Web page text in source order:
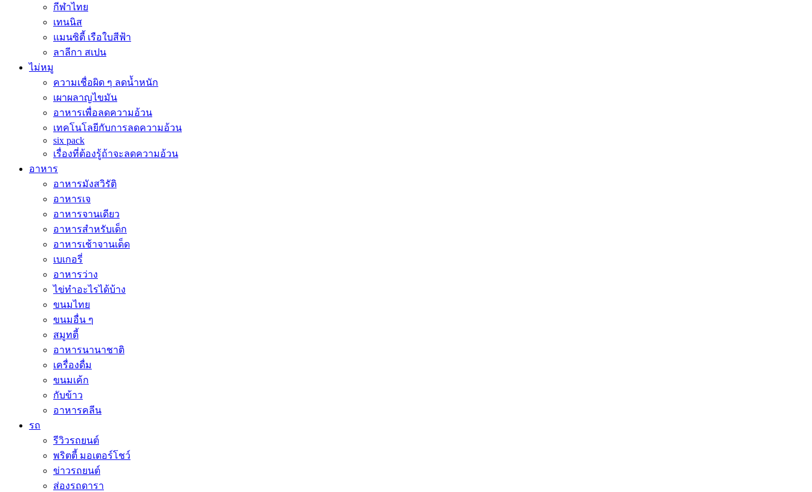
กีฬาไทย
เทนนิส
แมนซิตี้ เรือใบสีฟ้า
ลาลีกา สเปน
ไม่หมู
ความเชื่อผิด ๆ ลดน้ำหนัก
เผาผลาญไขมัน
อาหารเพื่อลดความอ้วน
เทคโนโลยีกับการลดความอ้วน
six pack
เรื่องที่ต้องรู้ถ้าจะลดความอ้วน
อาหาร
อาหารมังสวิรัติ
อาหารเจ
อาหารจานเดียว
อาหารสำหรับเด็ก
อาหารเช้าจานเด็ด
เบเกอรี่
อาหารว่าง
ไข่ทำอะไรได้บ้าง
ขนมไทย
ขนมอื่น ๆ
สมูทตี้
อาหารนานาชาติ
เครื่องดื่ม
ขนมเค้ก
กับข้าว
อาหารคลีน
รถ
รีวิวรถยนต์
พริตตี้ มอเตอร์โชว์
ข่าวรถยนต์
ส่องรถดารา